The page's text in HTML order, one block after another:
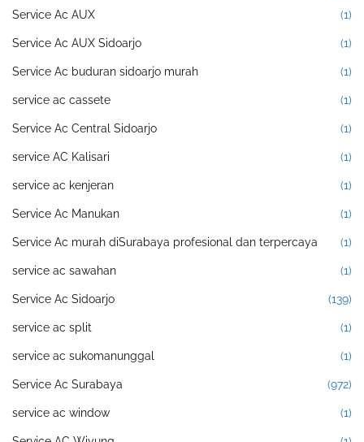
Service Ac AUX (1)
Service Ac AUX Sidoarjo (1)
Service Ac buduran sidoarjo murah (1)
service ac cassete (1)
Service Ac Central Sidoarjo (1)
service AC Kalisari (1)
service ac kenjeran (1)
Service Ac Manukan (1)
Service Ac murah diSurabaya profesional dan terpercaya (1)
service ac sawahan (1)
Service Ac Sidoarjo (139)
service ac split (1)
service ac sukomanunggal (1)
Service Ac Surabaya (972)
service ac window (1)